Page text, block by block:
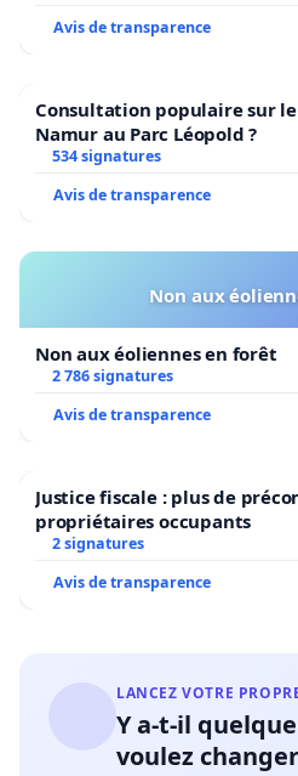
Avis de transparence
Consultation populaire sur
Namur au Parc Léopold ?
534 signatures
Avis de transparence
Non aux
Non aux éoliennes en forêt
2 786 signatures
Avis de transparence
Justice fiscale : plus de
propriétaires occupants
2 signatures
Avis de transparence
LANCEZ VOTRE
Y a-t-il
voulez